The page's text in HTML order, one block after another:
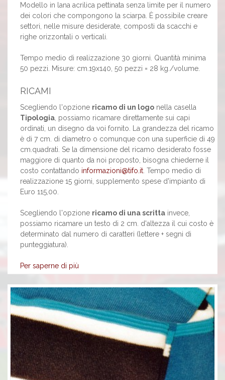
Modello in lana acrilica pettinata senza limite per il numero
dei colori che compongono la sciarpa. È possibile creare
settori, nelle misure desiderate, composti da scacchi e
righe orizzontali o verticali.
Tempo medio di realizzazione 30 giorni. Quantità minima
50 pezzi. Misure: cm.19x140, 50 pezzi = 28 kg./volume.
RICAMI
Scegliendo l'opzione ricamo di un logo nella casella
Tipologia , possiamo ricamare direttamente sui capi
ordinati, un disegno da voi fornito. La grandezza del ricamo
è di 7 cm. di diametro o comunque con una superficie di 49
cm.quadrati. Se la dimensione del ricamo desiderato fosse
maggiore di quanto da noi proposto, bisogna chiederne il
costo contattando informazioni@tifo.it . Tempo medio di
realizzazione 15 giorni, supplemento spese d'impianto di
Euro 115,00.
Scegliendo l'opzione ricamo di una scritta invece,
possiamo ricamare un testo di 2 cm. d'altezza il cui costo è
determinato dal numero di caratteri (lettere + segni di
punteggiatura).
Per saperne di più